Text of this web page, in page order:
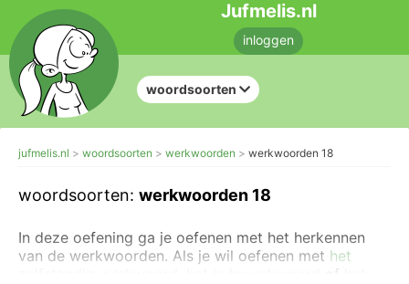
Jufmelis.nl
inloggen
woordsoorten
jufmelis.nl woordsoorten werkwoorden werkwoorden 18
woordsoorten: werkwoorden 18
In deze oefening ga je oefenen met het herkennen
van de werkwoorden. Als je wil oefenen met het
of